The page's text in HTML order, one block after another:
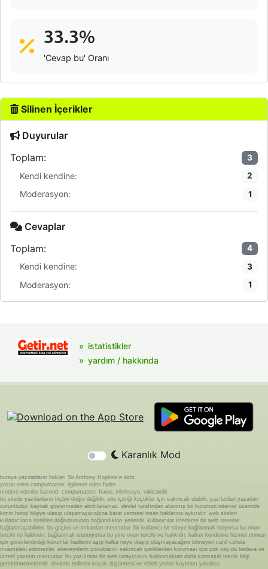
33.3%
'Cevap bu' Oranı
Silinen İçerikler
Duyurular
Toplam:
3
Kendi kendine: 2
Moderasyon: 1
Cevaplar
Toplam:
4
Kendi kendine: 3
Moderasyon: 1
istatistikler
yardım / hakkında
Karanlık Mod
buraya yazılanların hakları Sir Anthony Hopkins'e aittir.
yazan eden compumaster, ilgilenen eden fader
modere edenler basond, compumaster, fraise, kibritsuyu, rakicandir
bu sitede yazılanların hiçbiri doğru değildir. site içeriği küçükler için sakıncalı olabilir. yazılardan yazarları
sorumludur. kaynak göstermeden alıntılanamaz. devlet tarafından atanmış bir kurumun internet üzerinde
kimin hangi bilgiye ulaşıp ulaşamayacağına karar vermesi insan haklarına aykırıdır. web siteleri
kullanıcıların istekleri doğrultusunda bağlandıkları yerlerdir. kullanıcılar isterlerse bir web sitesine
bağlanmayabilirler. bu güçleri ve imkanları mevcuttur. bir kullanıcı bir siteye bağlanmak istiyorsa bu onun
tercihi ve hakkıdır. bağlanmak istemiyorsa bu yine onun tercihi ve hakkıdır. halkın kendisine hizmet etmesi
için görevlendirdiği kurumlar hadlerini aşıp halka neye ulaşıp ulaşmayacağını bilmeyen cahil cühela
muamelesi edemezler. ebeveynlerin çocuklarını sakıncalı içeriklerden koruması için çok sayıda bedava ve
ücretli yazılım mevcuttur. bu yazılımlar bir web tarayıcısını kullanmaktan daha karmaşık teknik bilgi
gerektirmemektedir. devletin milletini küçük düşürmesi ve ebleh yerine koyması yasaktır.